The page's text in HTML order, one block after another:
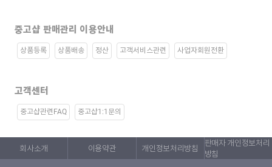
중고샵 판매관리 이용안내
상품등록 상품배송 정산 고객서비스관련 사업자회원전환
고객센터
중고샵관련FAQ 중고샵1:1문의
회사소개 이용약관 개인정보처리방침
판매자 개인정보처리
방침